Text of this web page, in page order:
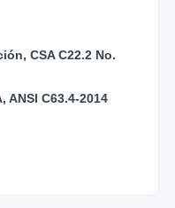
CSA C22.2 No.
ANSI C63.4-2014